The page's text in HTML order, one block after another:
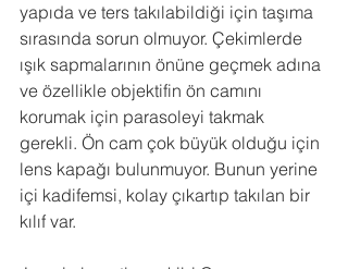
yapıda ve ters takılabildiği için taşıma
sırasında sorun olmuyor. Çekimlerde
ışık sapmalarının önüne geçmek adına
ve özellikle objektifin ön camını
korumak için parasoleyi takmak
gerekli. Ön cam çok büyük olduğu için
lens kapağı bulunmuyor. Bunun yerine
içi kadifemsi, kolay çıkartıp takılan bir
kılıf var.